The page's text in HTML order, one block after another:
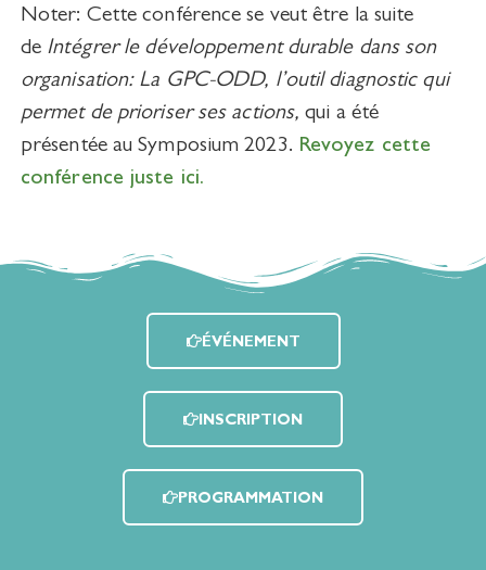
Noter: Cette conférence se veut être la suite
de Intégrer le développement durable dans son
organisation: La GPC-ODD, l’outil diagnostic qui
permet de prioriser ses actions,qui a été
présentée au Symposium 2023. Revoyez cette
conférence juste ici.
ÉVÉNEMENT
INSCRIPTION
PROGRAMMATION